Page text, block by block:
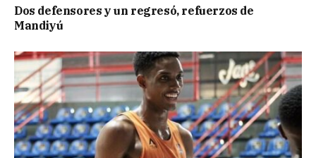
Dos defensores y un regresó, refuerzos de
Mandiyú